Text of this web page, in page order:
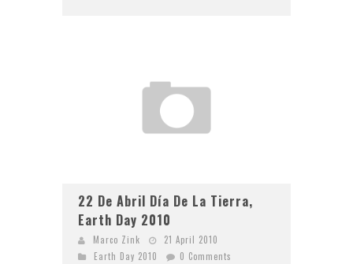
22 De Abril Día De La Tierra,
Earth Day 2010
Marco Zink
21 April 2010
Earth Day 2010
0 Comments